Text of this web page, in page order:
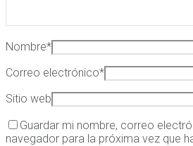
Nombre*
Correo electrónico*
Sitio web
Guardar mi nombre, correo
navegador para la próxima vez que